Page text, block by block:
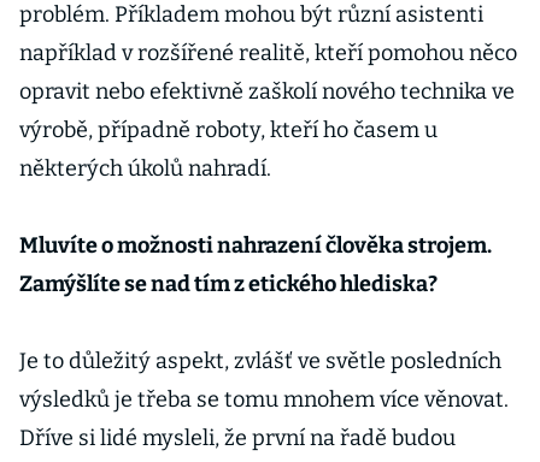
problém. Příkladem mohou být různí asistenti
například v rozšířené realitě, kteří pomohou něco
opravit nebo efektivně zaškolí nového technika ve
výrobě, případně roboty, kteří ho časem u
některých úkolů nahradí.
Mluvíte o možnosti nahrazení člověka strojem.
Zamýšlíte se nad tím z etického hlediska?
Je to důležitý aspekt, zvlášť ve světle posledních
výsledků je třeba se tomu mnohem více věnovat.
Dříve si lidé mysleli, že první na řadě budou